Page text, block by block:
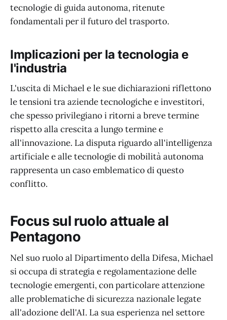
tecnologie di guida autonoma, ritenute
fondamentali per il futuro del trasporto.
Implicazioni per la tecnologia e
l'industria
L'uscita di Michael e le sue dichiarazioni riflettono
le tensioni tra aziende tecnologiche e investitori,
che spesso privilegiano i ritorni a breve termine
rispetto alla crescita a lungo termine e
all'innovazione. La disputa riguardo all'intelligenza
artificiale e alle tecnologie di mobilità autonoma
rappresenta un caso emblematico di questo
conflitto.
Focus sul ruolo attuale al
Pentagono
Nel suo ruolo al Dipartimento della Difesa, Michael
si occupa di strategia e regolamentazione delle
tecnologie emergenti, con particolare attenzione
alle problematiche di sicurezza nazionale legate
all'adozione dell'AI. La sua esperienza nel settore